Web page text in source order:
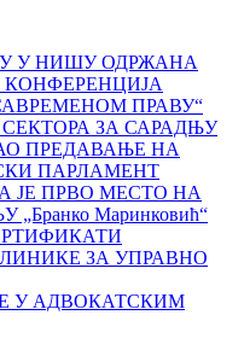
У НИШУ ОДРЖАНА
ПРАВУ“
ЗА САРАДЊУ
ПРЕДАВАЊЕ НА
ПАРЛАМЕНТ
ЈЕ ПРВО МЕСТО НА
Маринковић“
ЗА УПРАВНО
У АДВОКАТСКИМ